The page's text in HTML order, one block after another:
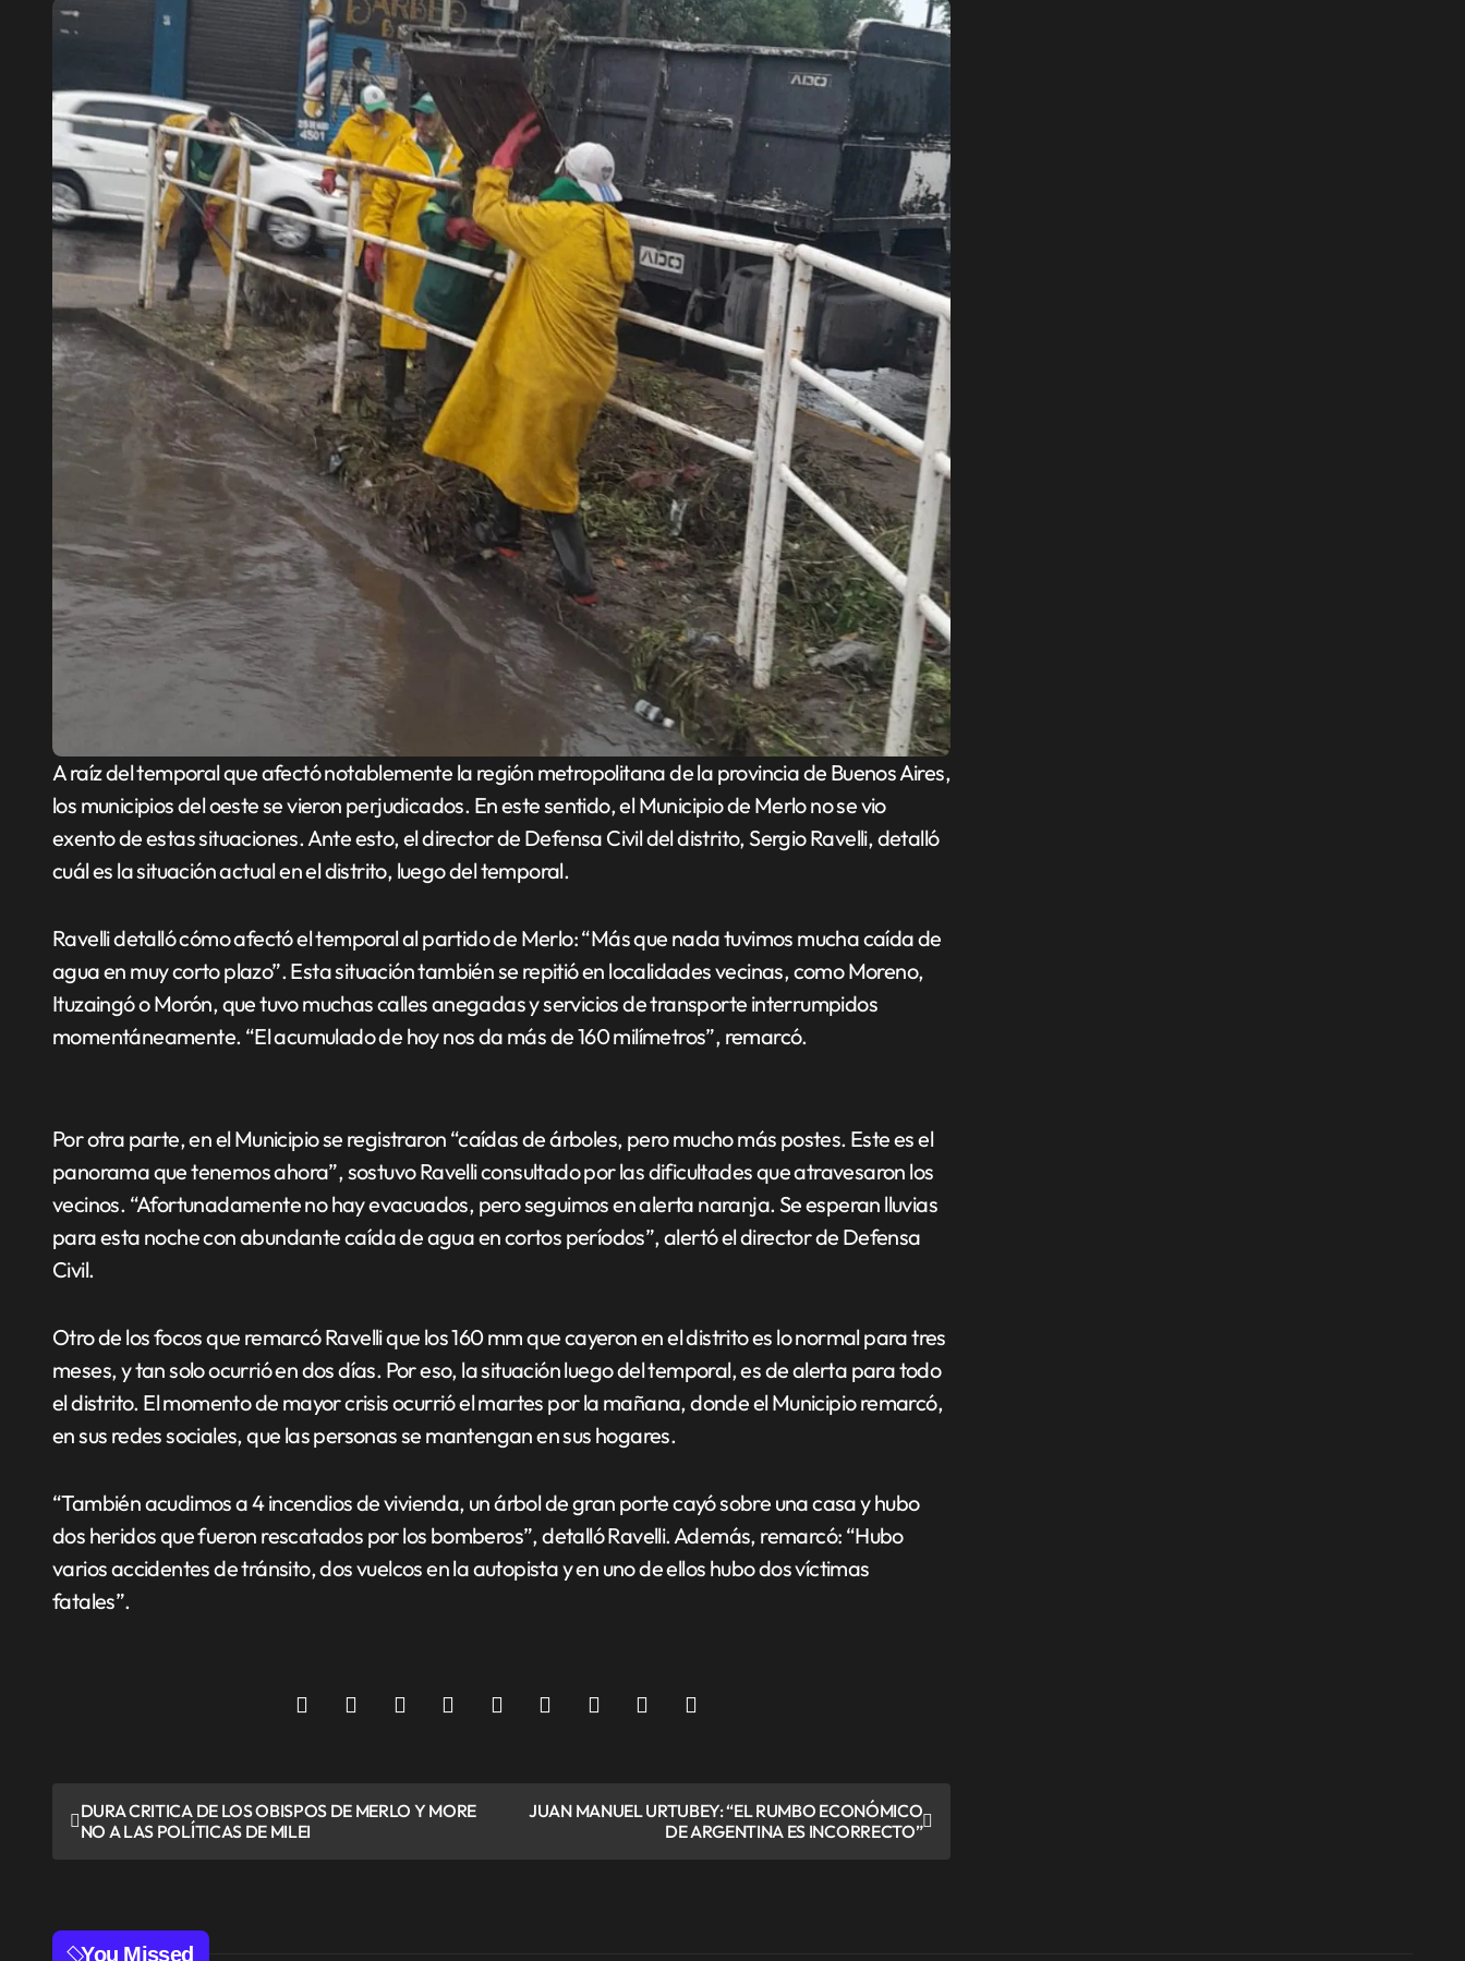
A raíz del temporal que afectó notablemente la región metropolitana de la provincia de Buenos Aires,
los municipios del oeste se vieron perjudicados. En este sentido, el Municipio de Merlo no se vio
exento de estas situaciones. Ante esto, el director de Defensa Civil del distrito, Sergio Ravelli, detalló
cuál es la situación actual en el distrito, luego del temporal.
Ravelli detalló cómo afectó el temporal al partido de Merlo: “Más que nada tuvimos mucha caída de
agua en muy corto plazo”. Esta situación también se repitió en localidades vecinas, como Moreno,
Ituzaingó o Morón, que tuvo muchas calles anegadas y servicios de transporte interrumpidos
momentáneamente. “El acumulado de hoy nos da más de 160 milímetros”, remarcó.
Por otra parte, en el Municipio se registraron “caídas de árboles, pero mucho más postes. Este es el
panorama que tenemos ahora”, sostuvo Ravelli consultado por las dificultades que atravesaron los
vecinos. “Afortunadamente no hay evacuados, pero seguimos en alerta naranja. Se esperan lluvias
para esta noche con abundante caída de agua en cortos períodos”, alertó el director de Defensa
Civil.
Otro de los focos que remarcó Ravelli que los 160 mm que cayeron en el distrito es lo normal para tres
meses, y tan solo ocurrió en dos días. Por eso, la situación luego del temporal, es de alerta para todo
el distrito. El momento de mayor crisis ocurrió el martes por la mañana, donde el Municipio remarcó,
en sus redes sociales, que las personas se mantengan en sus hogares.
“También acudimos a 4 incendios de vivienda, un árbol de gran porte cayó sobre una casa y hubo
dos heridos que fueron rescatados por los bomberos”, detalló Ravelli. Además, remarcó: “Hubo
varios accidentes de tránsito, dos vuelcos en la autopista y en uno de ellos hubo dos víctimas
fatales”.
N
e
DURA CRITICA DE LOS OBISPOS DE MERLO Y MORE
NO A LAS POLÍTICAS DE MILEI
JUAN MANUEL URTUBEY: “EL RUMBO ECONÓMICO
DE ARGENTINA ES INCORRECTO”
You Missed